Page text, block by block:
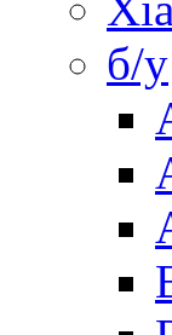
б/у